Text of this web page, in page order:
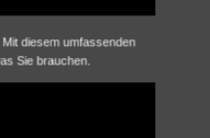
diesem umfassenden
Sie brauchen.